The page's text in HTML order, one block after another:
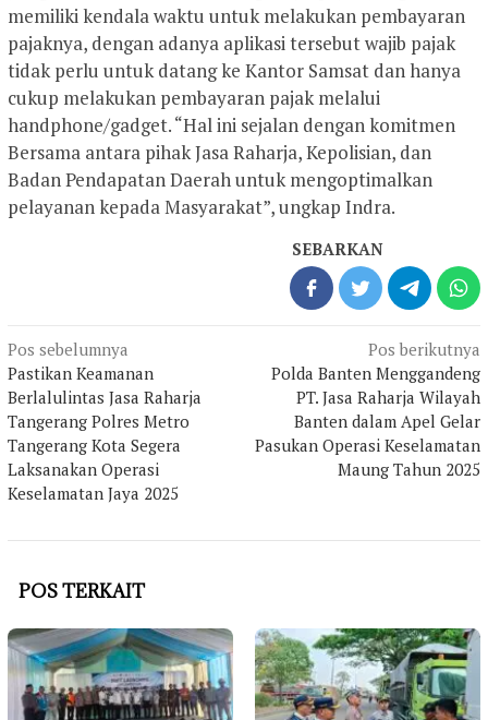
memiliki kendala waktu untuk melakukan pembayaran
pajaknya, dengan adanya aplikasi tersebut wajib pajak
tidak perlu untuk datang ke Kantor Samsat dan hanya
cukup melakukan pembayaran pajak melalui
handphone/gadget. “Hal ini sejalan dengan komitmen
Bersama antara pihak Jasa Raharja, Kepolisian, dan
Badan Pendapatan Daerah untuk mengoptimalkan
pelayanan kepada Masyarakat”, ungkap Indra.
SEBARKAN
Navigasi
pos
Pos sebelumnya
Pastikan Keamanan
Berlalulintas Jasa Raharja
Tangerang Polres Metro
Tangerang Kota Segera
Laksanakan Operasi
Keselamatan Jaya 2025
Pos berikutnya
Polda Banten Menggandeng
PT. Jasa Raharja Wilayah
Banten dalam Apel Gelar
Pasukan Operasi Keselamatan
Maung Tahun 2025
POS TERKAIT